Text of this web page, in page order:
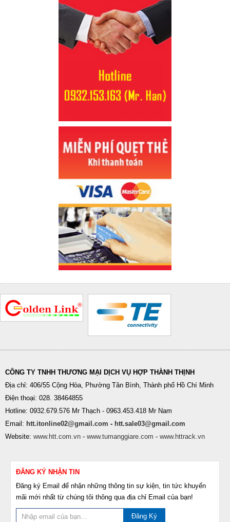
CÔNG TY TNHH THƯƠNG MẠI DỊCH VỤ HỢP THÀNH THỊNH
Địa chỉ: 406/55 Cộng Hòa, Phường Tân Bình, Thành phố Hồ Chí Minh
Điện thoại: 028. 38464855
Hotline: 0932.679.576 Mr Thạch - 0963.453.418 Mr Nam
Email: htt.itonline02@gmail.com - htt.sale03@gmail.com
Website: www.htt.com.vn - www.tumanggiare.com - www.httrack.vn
ĐĂNG KÝ NHẬN TIN
Đăng ký Email để nhận những thông tin sự kiện, tin tức khuyến
mãi mới nhất từ chúng tôi thông qua địa chỉ Email của bạn!
Đăng Ký